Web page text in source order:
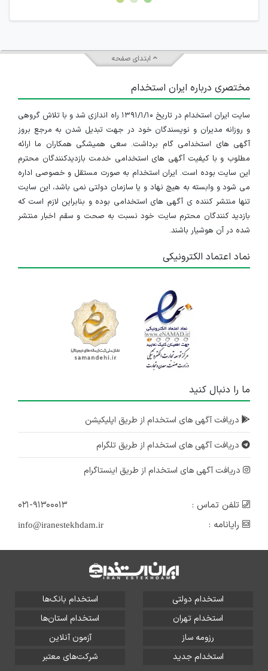
ابتدای صفحه
مختصری درباره ایران استخدام
سایت ایران استخدام در تاریخ ۱۳۹۱/۱/۱۰ راه اندازی شد و با تلاش گروهی
و روزانه مدیران و نویسندگان خود در جهت تبدیل شدن به مرجع بروز
آگهی های استخدامی گام برداشت. سعی همیشگی همکاران ما ارائه
مطلوب و با کیفیت آگهی های استخدامی خدمت بازدیدکنندگان محترم
این سایت بوده است. ایران استخدام به صورت مستقل و خصوصی اداره
می شود و وابسته به هیچ نهاد و یا سازمان دولتی نمی باشد، این سایت
تنها منتشر کننده ی آگهی های استخدامی بوده و بنابراین لازم است که
بازدید کنندگان محترم سایت خود نسبت به صحت و سقم اخبار منتشر
شده در آن هوشیار باشند.
نماد اعتماد الکترونیکی
ما را دنبال کنید
دریافت آگهی های استخدام از طریق اپلیکیشن
دریافت آگهی های استخدام از طریق تلگرام
دریافت آگهی های استخدام از طریق اینستاگرام
تلفن تماس :
۰۲۱-۹۱۳۰۰۰۱۳
رایانامه :
info@iranestekhdam.ir
استخدام دولتی
استخدام بانک‌ها
استخدام تهران
استخدام استان‌ها
رزومه ساز
آزمون آنلاین
استخدام جدید
شرکت‌های معتبر